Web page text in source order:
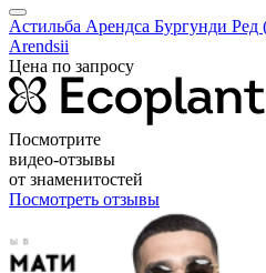
Астильба Арендса Бургунди Ред
Arendsii
Цена по запросу
Посмотрите
видео-отзывы
от знаменитостей
Посмотреть отзывы